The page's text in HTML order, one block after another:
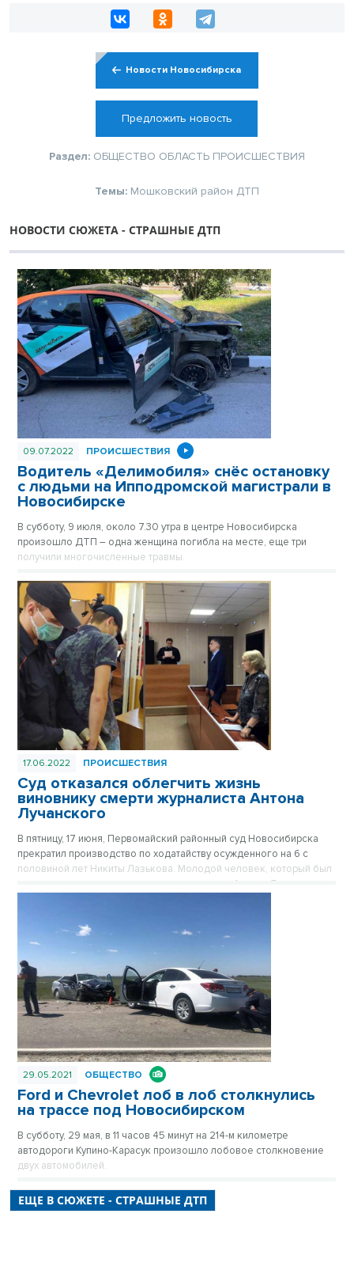
Новости Новосибирска
Предложить новость
Раздел: ОБЩЕСТВО ОБЛАСТЬ ПРОИСШЕСТВИЯ
Темы: Мошковский район ДТП
НОВОСТИ СЮЖЕТА - СТРАШНЫЕ ДТП
09.07.2022 ПРОИСШЕСТВИЯ
Водитель «Делимобиля» снёс остановку
с людьми на Ипподромской магистрали в
Новосибирске
В субботу, 9 июля, около 7.30 утра в центре Новосибирска
произошло ДТП – одна женщина погибла на месте, еще три
получили многочисленные травмы.
17.06.2022 ПРОИСШЕСТВИЯ
Суд отказался облегчить жизнь
виновнику смерти журналиста Антона
Лучанского
В пятницу, 17 июня, Первомайский районный суд Новосибирска
прекратил производство по ходатайству осужденного на 6 с
половиной лет Никиты Лазькова. Молодой человек, который был
признан виновником смерти тележурналиста Антона Лучанского,
29.05.2021 ОБЩЕСТВО
Ford и Chevrolet лоб в лоб столкнулись
на трассе под Новосибирском
В субботу, 29 мая, в 11 часов 45 минут на 214-м километре
автодороги Купино-Карасук произошло лобовое столкновение
двух автомобилей.
ЕЩЕ В СЮЖЕТЕ - СТРАШНЫЕ ДТП